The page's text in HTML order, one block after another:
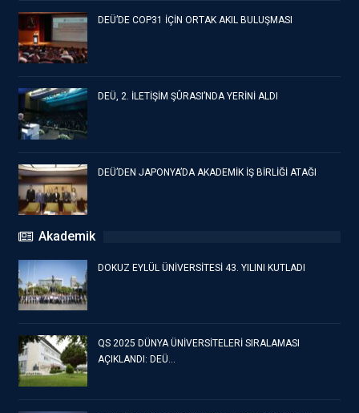
DEÜ’DE COP31 İÇİN ORTAK AKIL BULUŞMASI
DEÜ, 2. İLETİŞİM ŞÛRASI’NDA YERİNİ ALDI
DEÜ’DEN JAPONYA’DA AKADEMİK İŞ BİRLİĞİ ATAĞI
Akademik
DOKUZ EYLÜL ÜNİVERSİTESİ 43. YILINI KUTLADI
QS 2025 DÜNYA ÜNİVERSİTELERİ SIRALAMASI
AÇIKLANDI: DEÜ…